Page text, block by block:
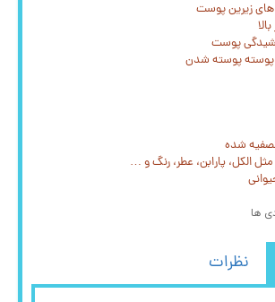
زیرین پوست
پوست
پوسته پوسته شدن
شده
الکل، پارابن، عطر، رنگ و …
ها
نظرات